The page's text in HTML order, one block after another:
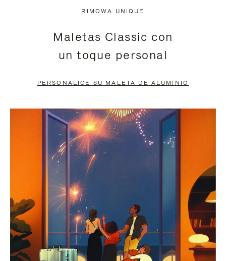
PAUSADO,
PULSE
PARA
ESTÁ
DESACTIVADO:
PULSE
ACTIVARLO.
RIMOWA UNIQUE
Maletas Classic con
un toque personal
PERSONALICE SU MALETA DE ALUMINIO